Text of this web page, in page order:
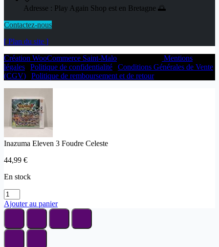
Adresse : Play Again Shop est en Bretagne 🌅
Contactez-nous
[ Plan du site ]
Création WooCommerce Saint-Malo
Mentions
légales
Politique de confidentialité
Conditions Générales de Vente
(CGV)
Politique de remboursement et de retour
Inazuma Eleven 3 Foudre Celeste
44,99 €
En stock
Ajouter au panier